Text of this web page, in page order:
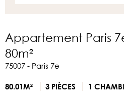
Appartement Paris
80m²
75007 - Paris 7e
80.01M² 3 PIÈCES 1